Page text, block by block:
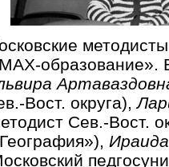
образование».
Вост. округа),
Сев.-Вост.